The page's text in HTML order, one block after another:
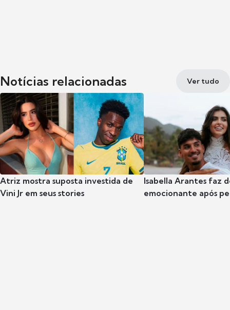
Notícias relacionadas Ver tudo
Atriz mostra suposta investida de
Vini Jr em seus stories
Isabella Arantes faz
emocionante após